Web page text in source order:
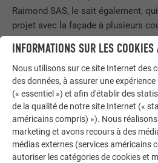
Raimond SAS, le sait également,
projet avec la façade à plusieurs
expérimenté. Sa société est
ses formes artistiques dans des
en raison de la grande palette de
des matériaux, aime utiliser les
leslosanges de toitureou de
accepté la commande à Marly-le-
la forme intéressante du bâtiment
d’apprentissage que cela implique
dans la conception, la technique et
INFORMATIONS SUR LES COOKIES
Nous utilisons sur ce site Internet des
des données, à assurer une
(« essentiel ») et afin d'établir des
de la qualité de notre site Internet («
américains compris) »). Nous
marketing et avons recours à des
médias externes (services américains
autoriser les catégories de cookies et